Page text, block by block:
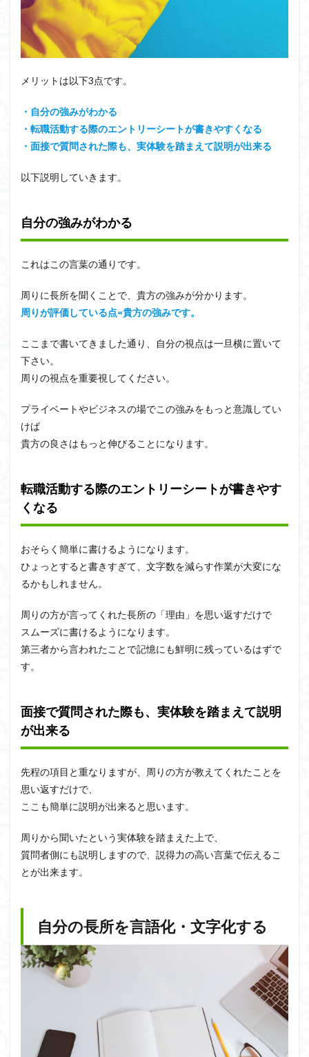
メリットは以下3点です。
・自分の強みがわかる
・転職活動する際のエントリーシートが書きやすくなる
・面接で質問された際も、実体験を踏まえて説明が出来る
以下説明していきます。
自分の強みがわかる
これはこの言葉の通りです。
周りに長所を聞くことで、貴方の強みが分かります。
周りが評価している点=貴方の強みです。
ここまで書いてきました通り、自分の視点は一旦横に置いて
下さい。
周りの視点を重要視してください。
プライベートやビジネスの場でこの強みをもっと意識してい
けば
貴方の良さはもっと伸びることになります。
転職活動する際のエントリーシートが書きやす
くなる
おそらく簡単に書けるようになります。
ひょっとすると書きすぎて、文字数を減らす作業が大変にな
るかもしれません。
周りの方が言ってくれた長所の「理由」を思い返すだけで
スムーズに書けるようになります。
第三者から言われたことで記憶にも鮮明に残っているはずで
す。
面接で質問された際も、実体験を踏まえて説明
が出来る
先程の項目と重なりますが、周りの方が教えてくれたことを
思い返すだけで、
ここも簡単に説明が出来ると思います。
周りから聞いたという実体験を踏まえた上で、
質問者側にも説明しますので、説得力の高い言葉で伝えるこ
とが出来ます。
自分の長所を言語化・文字化する